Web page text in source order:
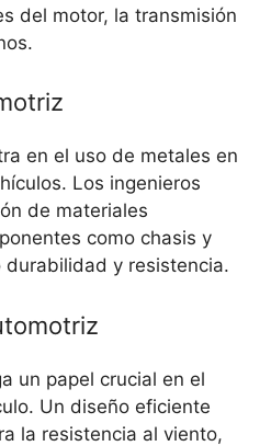
del motor, la transmisión
en el uso de metales en
Los ingenieros
de materiales
como chasis y
y resistencia.
un papel crucial en el
Un diseño eficiente
la resistencia al viento,